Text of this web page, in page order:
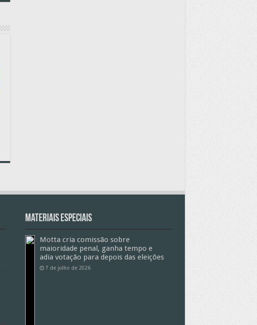
Materiais especiais
Motta cria comissão sobre
maioridade penal, ganha tempo e
adia votação para depois das eleições
7 de julho de 2026